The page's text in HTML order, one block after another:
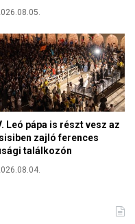
Leó pápa is részt vesz az
zajló ferences
találkozón